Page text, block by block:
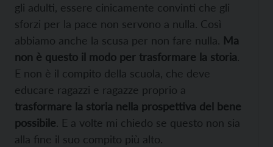
gli adulti, essere cinicamente convinti che gli
sforzi per la pace non servono a nulla. Così
abbiamo anche la scusa per non fare nulla. Ma
non è questo il modo per trasformare la storia.
E non è il compito della scuola, che deve
educare ragazzi e ragazze proprio a
trasformare la storia nella prospettiva del bene
possibile. E a volte mi chiedo se questo non sia
alla fine il suo compito più alto.